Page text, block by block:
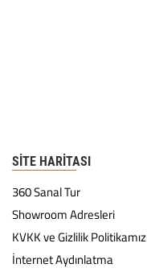
SITE HARITASI
360 Sanal Tur
Showroom Adresleri
KVKK ve Gizlilik Politikamız
İnternet Aydınlatma